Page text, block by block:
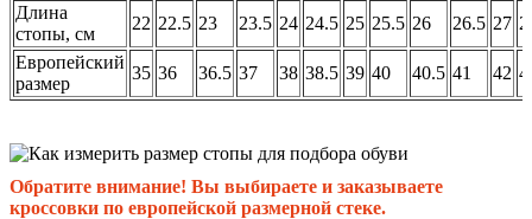
Длина
стопы, см
22 22.5 23 23.5 24 24.5 25 25.5 26 26.5 27
Европейский
размер
35 36 36.5 37 38 38.5 39 40 40.5 41 42
Обратите внимание! Вы выбираете и заказываете
кроссовки по европейской размерной стеке.